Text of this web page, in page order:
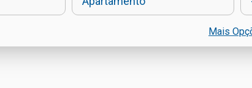
Mais